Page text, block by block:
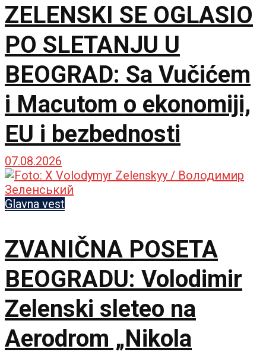
ZELENSKI SE OGLASIO
PO SLETANJU U
BEOGRAD: Sa Vučićem
i Macutom o ekonomiji,
EU i bezbednosti
07.08.2026
Glavna vest
ZVANIČNA POSETA
BEOGRADU: Volodimir
Zelenski sleteo na
Aerodrom „Nikola